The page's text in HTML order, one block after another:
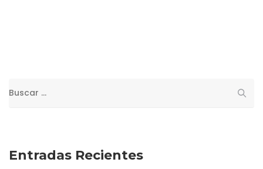
Entradas Recientes